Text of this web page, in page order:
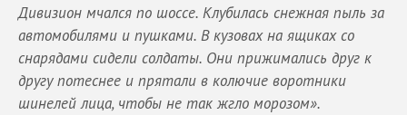
Дивизион мчался по шоссе. Клубилась снежная пыль за
автомобилями и пушками. В кузовах на ящиках со
снарядами сидели солдаты. Они прижимались друг к
другу потеснее и прятали в колючие воротники
шинелей лица, чтобы не так жгло морозом».